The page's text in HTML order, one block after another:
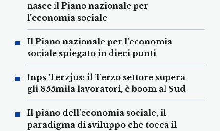
nasce il Piano nazionale per
l’economia sociale
Il Piano nazionale per l’economia
sociale spiegato in dieci punti
Inps-Terzjus: il Terzo settore supera
gli 855mila lavoratori, è boom al Sud
Il piano dell'economia sociale, il
paradigma di sviluppo che tocca il